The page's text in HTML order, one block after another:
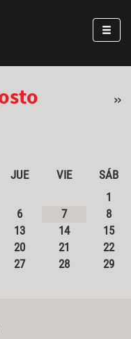
»
JUE VIE
SÁB
1
6 7
8
13 14
15
20 21
22
27 28
29